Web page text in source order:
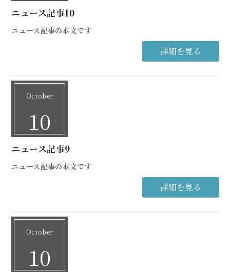
ニュース記事10
ニュース記事の本文です
詳細を見る
October
10
ニュース記事9
ニュース記事の本文です
詳細を見る
October
10